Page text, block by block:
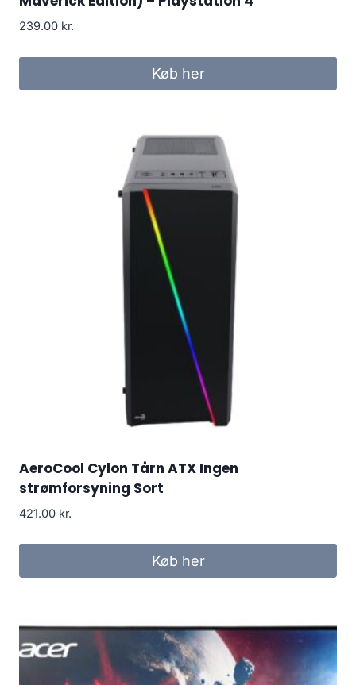
239.00 kr.
Køb her
AeroCool Cylon Tårn ATX Ingen
strømforsyning Sort
421.00 kr.
Køb her